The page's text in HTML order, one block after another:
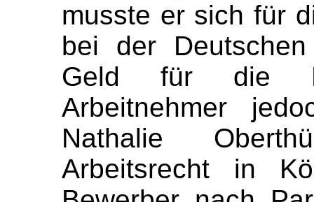
musste er sich für
bei der
Geld für die
Arbeitnehmer
Nathalie
Arbeitsrecht in